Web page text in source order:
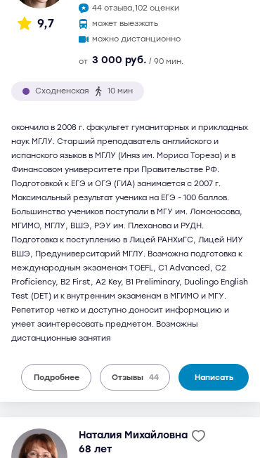
9,7
44 отзыва,102 оценки
может выезжать
можно дистанционно
от 3 000 руб. / 90 мин.
Сходненская 10 мин
окончила в 2008 г. факультет гуманитарных и прикладных
наук МГЛУ. Старший преподаватель английского и
испанского языков в МГЛУ (Иняз им. Мориса Тореза) и в
Финансовом университете при Правительстве РФ.
Подготовкой к ЕГЭ и ОГЭ (ГИА) занимается с 2007 г.
Максимальный результат ученика на ЕГЭ - 100 баллов.
Большинство учеников поступали в МГУ им. Ломоносова,
МГИМО, МГЛУ, ВШЭ, РЭУ им. Плеханова и РУДН.
Подготовка к поступлению в Лицей РАНХиГС, Лицей НИУ
ВШЭ, Предуниверситарий МГЛУ. Возможна подготовка к
международным экзаменам TOEFL, C1 Advanced, C2
Proficiency, B2 First, A2 Key, B1 Preliminary, Duolingo English
Test (DET) и к внутренним экзаменам в МГИМО и МГУ.
Репетитор четко и доступно доносит информацию и
умеет заинтересовать предметом. Возможны
дистанционные занятия
Подробнее Отзывы 44 Написать
Наталия Михайловна
68 лет